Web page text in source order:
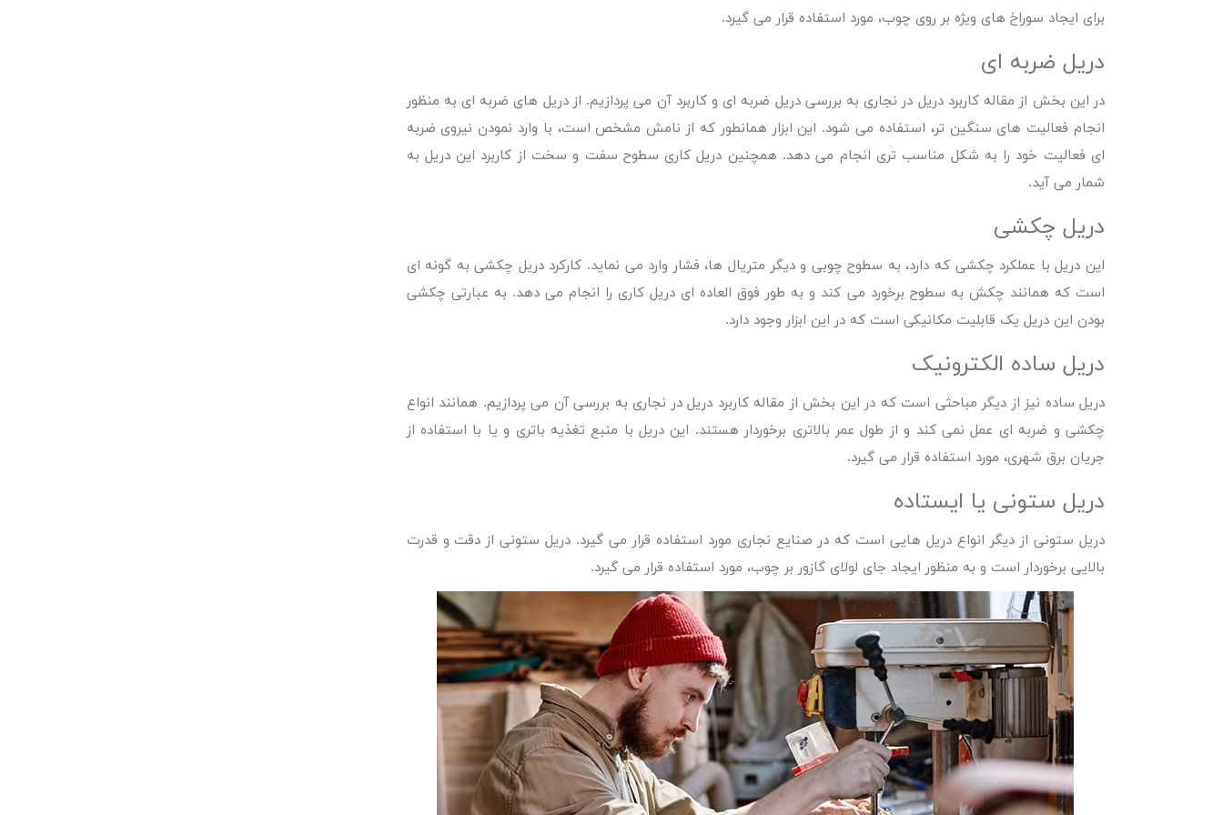
برای ایجاد سوراخ های ویژه بر روی چوب، مورد استفاده قرار می گیرد.
دریل ضربه ای
در این بخش از مقالهکاربرد دریل در نجاریبه بررسی دریل ضربه ای و کاربرد آن می پردازیم. از دریل های ضربه ای به منظور
انجام فعالیت های سنگین تر، استفاده می شود. این ابزار همانطور که از نامش مشخص است، با وارد نمودن نیروی ضربه
ای فعالیت خود را به شکل مناسب تری انجام می دهد. همچنین دریل کاری سطوح سفت و سخت از کاربرد این دریل به
شمار می آید.
دریل چکشی
این دریل با عملکرد چکشی که دارد، به سطوح چوبی و دیگر متریال ها، فشار وارد می نماید. کارکرد دریل چکشی به گونه ای
است که همانند چکش به سطوح برخورد می کند و به طور فوق العاده ای دریل کاری را انجام می دهد. به عبارتی چکشی
بودن این دریل یک قابلیت مکانیکی است که در این ابزار وجود دارد.
دریل ساده الکترونیک
دریل ساده نیز از دیگر مباحثی است که در این بخش از مقالهکاربرد دریل در نجاریبه بررسی آن می پردازیم. همانند انواع
چکشی و ضربه ای عمل نمی کند و از طول عمر بالاتری برخوردار هستند. این دریل با منبع تغذیه باتری و یا با استفاده از
جریان برق شهری، مورد استفاده قرار می گیرد.
دریل ستونی یا ایستاده
دریل ستونی از دیگر انواع دریل هایی است که در صنایع نجاری مورد استفاده قرار می گیرد. دریل ستونی از دقت و قدرت
بالایی برخوردار است و به منظور ایجاد جای لولای گازور بر چوب، مورد استفاده قرار می گیرد.